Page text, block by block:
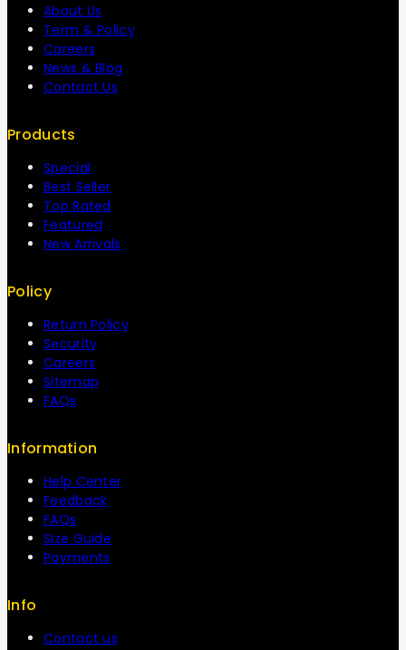
About Us
Term & Policy
Careers
News & Blog
Contact Us
Products
Special
Best Seller
Top Rated
Featured
New Arrivals
Policy
Return Policy
Security
Careers
Sitemap
FAQs
Information
Help Center
Feedback
FAQs
Size Guide
Payments
Info
Contact us